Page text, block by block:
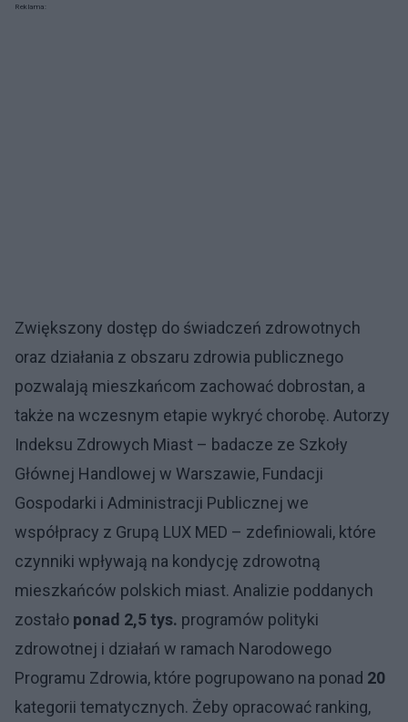
Reklama:
Zwiększony dostęp do świadczeń zdrowotnych
oraz działania z obszaru zdrowia publicznego
pozwalają mieszkańcom zachować dobrostan, a
także na wczesnym etapie wykryć chorobę. Autorzy
Indeksu Zdrowych Miast – badacze ze Szkoły
Głównej Handlowej w Warszawie, Fundacji
Gospodarki i Administracji Publicznej we
współpracy z Grupą LUX MED – zdefiniowali, które
czynniki wpływają na kondycję zdrowotną
mieszkańców polskich miast. Analizie poddanych
zostało ponad 2,5 tys. programów polityki
zdrowotnej i działań w ramach Narodowego
Programu Zdrowia, które pogrupowano na ponad 20
kategorii tematycznych. Żeby opracować ranking,